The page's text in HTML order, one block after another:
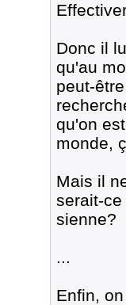
Donc il
qu'au
peut-
qu'on
monde,
Mais il
serait-
sienne?
...
Enfin,